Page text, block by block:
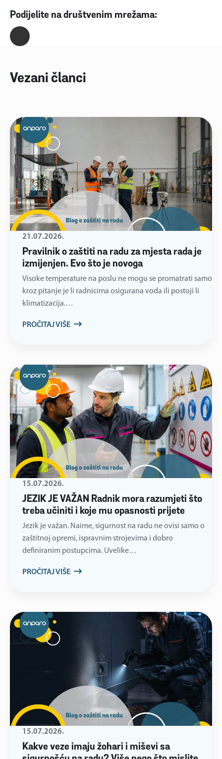
Podijelite na društvenim mrežama:
Vezani članci
Pravilnik o zaštiti na radu za mjesta rada je
izmijenjen. Evo što je novoga
21.07.2026.
Visoke temperature na poslu ne mogu se promatrati samo
kroz pitanje je li radnicima osigurana voda ili postoji li
klimatizacija.…
PROČITAJ VIŠE
JEZIK JE VAŽAN Radnik mora razumjeti što
treba učiniti i koje mu opasnosti prijete
15.07.2026.
Jezik je važan. Naime, sigurnost na radu ne ovisi samo o
zaštitnoj opremi, ispravnim strojevima i dobro
definiranim postupcima. Uvelike…
PROČITAJ VIŠE
Kakve veze imaju žohari i miševi sa
15.07.2026.